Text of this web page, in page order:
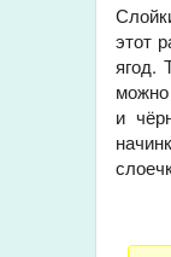
этот
ягод.
и